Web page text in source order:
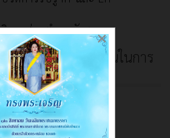
ารส่วนตำบลวังชมภู
ดเห็นของประชาชนในการ
ลวังชมภู
งแสดงความคิดเห็น
×